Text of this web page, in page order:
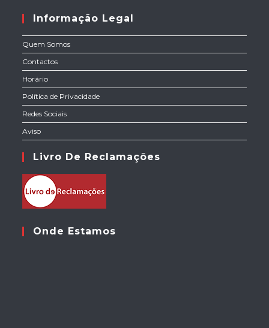
Informação Legal
Quem Somos
Contactos
Horário
Política de Privacidade
Redes Sociais
Aviso
Livro De Reclamações
Onde Estamos